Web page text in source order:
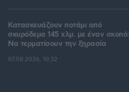
Κατασκευάζουν ποτάμι από
σκυρόδεμα 145 χλμ. με έναν σκοπό:
Να τερματίσουν την ξηρασία
07.08.2026, 10:32